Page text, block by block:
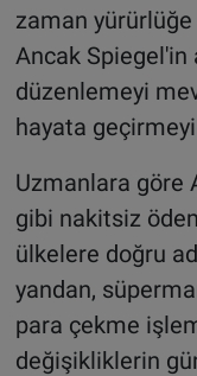
zaman yürürlüğe
Ancak Spiegel'in
düzenlemeyi
hayata
Uzmanlara göre
gibi nakitsiz
ülkelere doğru
yandan,
para çekme
değişikliklerin